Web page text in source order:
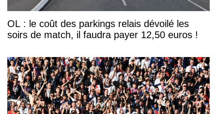
OL : le coût des parkings relais dévoilé les
soirs de match, il faudra payer 12,50 euros !